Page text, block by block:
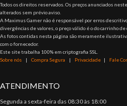
Todos os direitos reservados. Os preços anunciados
alterados sem prévio aviso.
A Maximus Gamer não é responsável por erros
divergências de valores, o preço válido é o do carrinho de
As fotos contidas nesta página são meramente
com o fornecedor.
Este site trabalha 100% em criptografia SSL.
Sobre nós | Compra Segura | Privacidade | Fale
ATENDIMENTO
Segunda a sexta-feira das 08:30 às 18:00